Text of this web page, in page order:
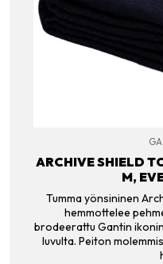
ARCHIVE SHIELD
M,
Tumma yönsininen
hemmottelee
brodeerattu Gantin
luvulta. Peiton